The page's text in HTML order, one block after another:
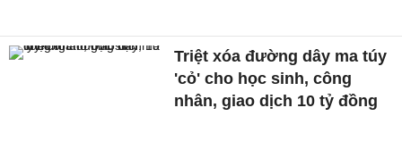
Triệt xóa đường dây ma túy
'cỏ' cho học sinh, công
nhân, giao dịch 10 tỷ đồng